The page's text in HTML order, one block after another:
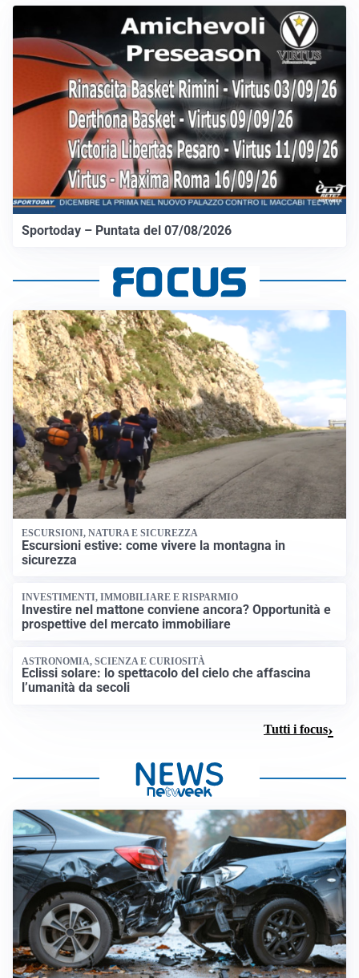
Sportoday – Puntata del 07/08/2026
ESCURSIONI, NATURA E SICUREZZA
Escursioni estive: come vivere la montagna in
sicurezza
INVESTIMENTI, IMMOBILIARE E RISPARMIO
Investire nel mattone conviene ancora? Opportunità e
prospettive del mercato immobiliare
ASTRONOMIA, SCIENZA E CURIOSITÀ
Eclissi solare: lo spettacolo del cielo che affascina
l’umanità da secoli
Tutti i focus